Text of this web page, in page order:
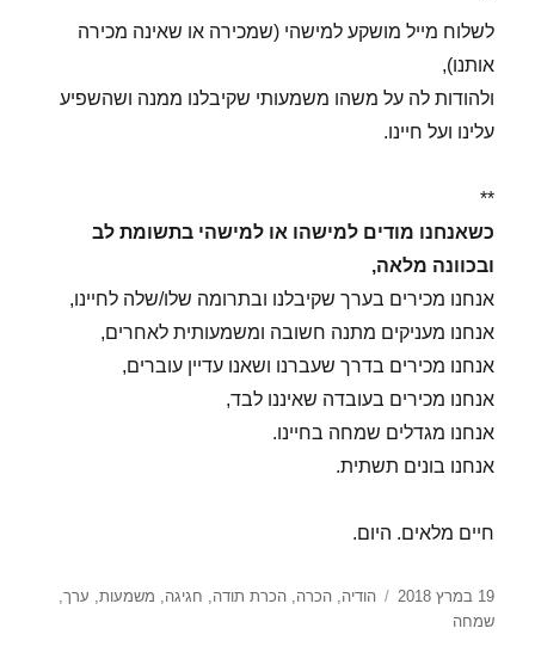
לשלוח מייל מושקע למישהי (שמכירה או שאינה מכירה
אותנו),
ולהודות לה על משהו משמעותי שקיבלנו ממנה ושהשפיע
עלינו ועל חיינו.
**
כשאנחנו מודים למישהו או למישהי בתשומת לב
ובכוונה מלאה,
אנחנו מכירים בערך שקיבלנו ובתרומה שלו/שלה לחיינו,
אנחנו מעניקים מתנה חשובה ומשמעותית לאחרים,
אנחנו מכירים בדרך שעברנו ושאנו עדיין עוברים,
אנחנו מכירים בעובדה שאיננו לבד,
אנחנו מגדלים שמחה בחיינו.
אנחנו בונים תשתית.
חיים מלאים. היום.
פורסם
בתאריך
19 במרץ 2018 תגיות
הודיה,הכרה,הכרת תודה, חגיגה, משמעות, ערך,
שמחה